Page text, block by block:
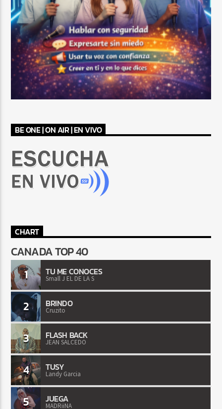
BE ONE | ON AIR | EN VIVO
CHART
CANADA TOP 40
1 TU ME CONOCES
Small J EL DE LA S
2 BRINDO
Cruzito
3 FLASH BACK
JEAN SALCEDO
4 TUSY
Landy Garcia
5 JUEGA
MADRiiNA